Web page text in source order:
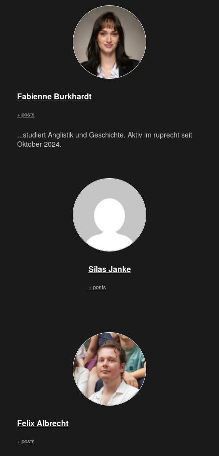
Fabienne Burkhardt
+ posts
...studiert Anglistik und Geschichte. Aktiv im ruprecht seit
Oktober 2024.
Silas Janke
+ posts
Felix Albrecht
+ posts